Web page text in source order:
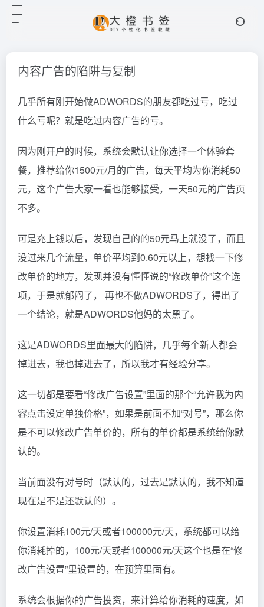
内容广告的陷阱与复制
几乎所有刚开始做ADWORDS的朋友都吃过亏，吃过
什么亏呢？就是吃过内容广告的亏。
因为刚开户的时候，系统会默认让你选择一个体验套
餐，推荐给你1500元/月的广告，每天平均为你消耗50
元，这个广告大家一看也能够接受，一天50元的广告页
不多。
可是充上钱以后，发现自己的的50元马上就没了，而且
没过来几个流量，单价平均到0.60元以上，想找一下修
改单价的地方，发现并没有懂懂说的“修改单价”这个选
项，于是就郁闷了， 再也不做ADWORDS了，得出了
一个结论，就是ADWORDS他妈的太黑了。
这是ADWORDS里面最大的陷阱，几乎每个新人都会
掉进去，我也掉进去了，所以我才有经验分享。
这一切都是要看“修改广告设置”里面的那个“允许我为内
容点击设定单独价格”，如果是前面不加“对号”，那么你
是不可以修改广告单价的，所有的单价都是系统给你默
认的。
当前面没有对号时（默认的，过去是默认的，我不知道
现在是不是还默认的）。
你设置消耗100元/天或者100000元/天，系统都可以给
你消耗掉的，100元/天或者100000元/天这个也是在“修
改广告设置”里设置的，在预算里面有。
系统会根据你的广告投资，来计算给你消耗的速度，如